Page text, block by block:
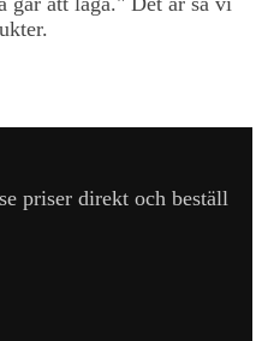
priser direkt och beställ